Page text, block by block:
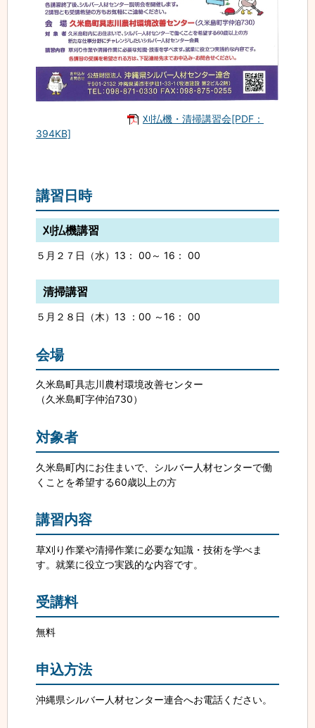
刈払機・清掃講習会[PDF：
394KB]
講習日時
刈払機講習
５月２７日（水）13： 00～ 16： 00
清掃講習
５月２８日（木）13 ：00 ～16： 00
会場
久米島町具志川農村環境改善センター
（久米島町字仲泊730）
対象者
久米島町内にお住まいで、シルバー人材センターで働
くことを希望する60歳以上の方
講習内容
草刈り作業や清掃作業に必要な知識・技術を学べま
す。就業に役立つ実践的な内容です。
受講料
無料
申込方法
沖縄県シルバー人材センター連合へお電話ください。